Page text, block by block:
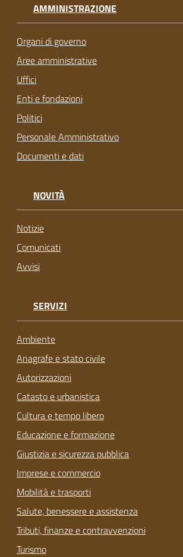
AMMINISTRAZIONE
Organi di governo
Aree amministrative
Uffici
Enti e fondazioni
Politici
Personale Amministrativo
Documenti e dati
NOVITÀ
Notizie
Comunicati
Avvisi
SERVIZI
Ambiente
Anagrafe e stato civile
Autorizzazioni
Catasto e urbanistica
Cultura e tempo libero
Educazione e formazione
Giustizia e sicurezza pubblica
Imprese e commercio
Mobilità e trasporti
Salute, benessere e assistenza
Tributi, finanze e contravvenzioni
Turismo